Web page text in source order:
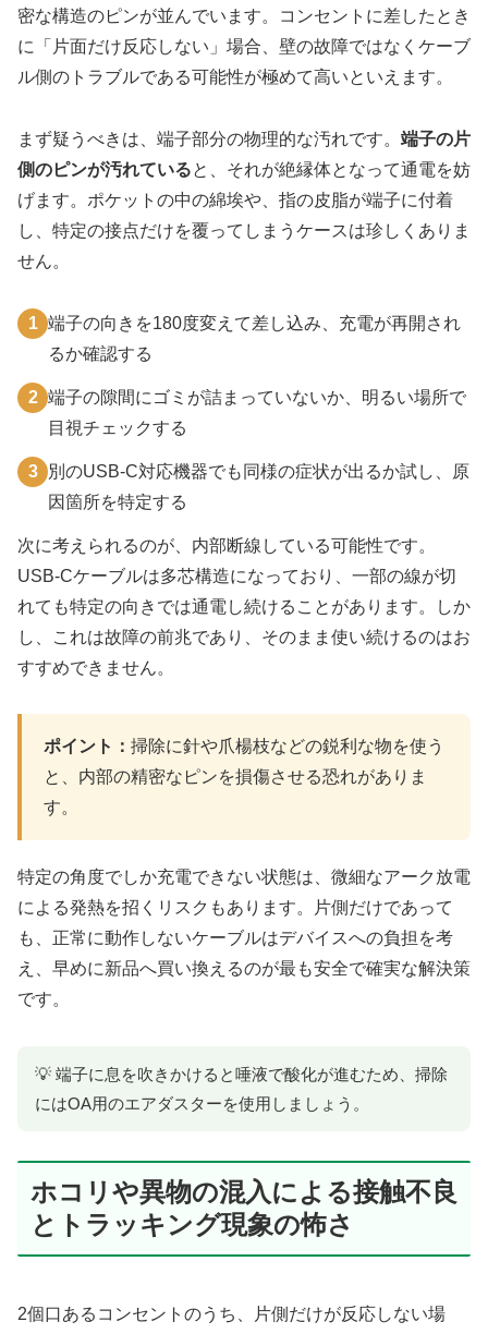
密な構造のピンが並んでいます。コンセントに差したとき
に「片面だけ反応しない」場合、壁の故障ではなくケーブ
ル側のトラブルである可能性が極めて高いといえます。
まず疑うべきは、端子部分の物理的な汚れです。 端子の片
側のピンが汚れていると、それが絶縁体となって通電を妨
げます。ポケットの中の綿埃や、指の皮脂が端子に付着
し、特定の接点だけを覆ってしまうケースは珍しくありま
せん。
1 端子の向きを180度変えて差し込み、充電が再開され
るか確認する
2 端子の隙間にゴミが詰まっていないか、明るい場所で
目視チェックする
3
別のUSB-C対応機器でも同様の症状が出るか試し、原
因箇所を特定する
次に考えられるのが、内部断線している可能性です。
USB-Cケーブルは多芯構造になっており、一部の線が切
れても特定の向きでは通電し続けることがあります。しか
し、これは故障の前兆であり、そのまま使い続けるのはお
すすめできません。
ポイント： 掃除に針や爪楊枝などの鋭利な物を使う
と、内部の精密なピンを損傷させる恐れがありま
す。
特定の角度でしか充電できない状態は、微細なアーク放電
による発熱を招くリスクもあります。片側だけであって
も、正常に動作しないケーブルはデバイスへの負担を考
え、早めに新品へ買い換えるのが最も安全で確実な解決策
です。
💡 端子に息を吹きかけると唾液で酸化が進むため、掃除
にはOA用のエアダスターを使用しましょう。
ホコリや異物の混入による接触不良
とトラッキング現象の怖さ
2個口あるコンセントのうち、片側だけが反応しない場